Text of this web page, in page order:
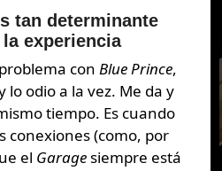
tan determinante
experiencia
con Blue Prince,
odio a la vez. Me da y
tiempo. Es cuando
conexiones (como, por
el Garagesiempre está